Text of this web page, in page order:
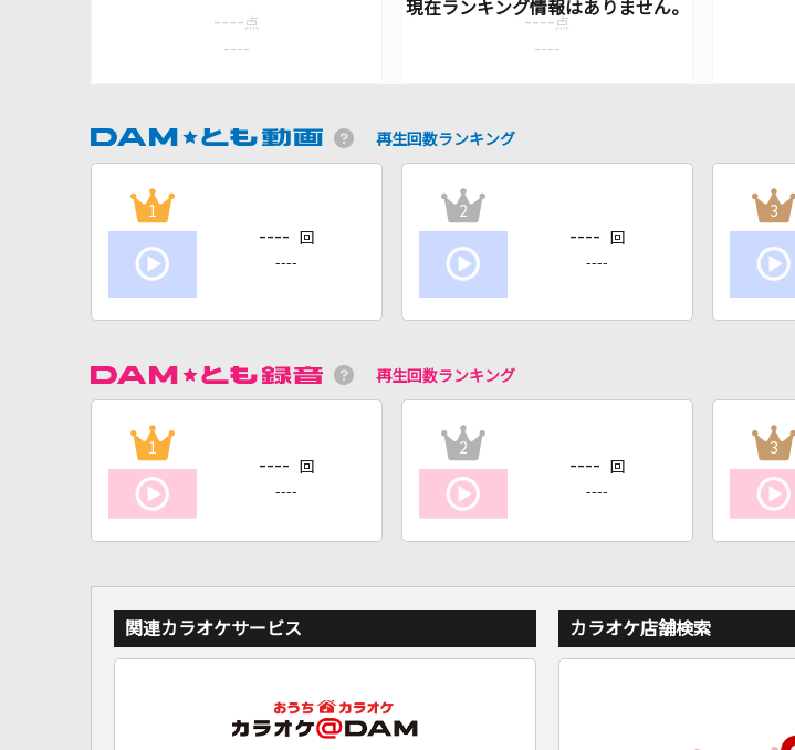
---- 点
----
---- 点
----
再生回数ランキング
1
---- 回
----
2
---- 回
----
3
再生回数ランキング
1
---- 回
----
2
---- 回
----
3
関連カラオケサービス カラオケ店舗検索